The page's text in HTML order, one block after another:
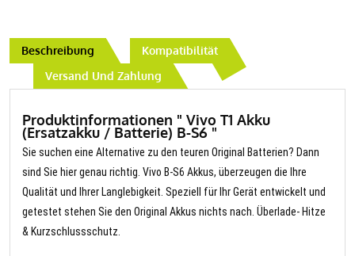
Beschreibung
Kompatibilität
Versand Und Zahlung
Produktinformationen " Vivo T1 Akku
(Ersatzakku / Batterie) B-S6 "
Sie suchen eine Alternative zu den teuren Original Batterien? Dann
sind Sie hier genau richtig. Vivo B-S6 Akkus, überzeugen die Ihre
Qualität und Ihrer Langlebigkeit. Speziell für Ihr Gerät entwickelt und
getestet stehen Sie den Original Akkus nichts nach. Überlade- Hitze
& Kurzschlussschutz.